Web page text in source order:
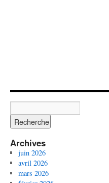
Archives
juin 2026
avril 2026
mars 2026